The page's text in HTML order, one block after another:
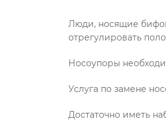
Люди, носящие
отрегулировать
Носоупоры
Услуга по замене
Достаточно иметь